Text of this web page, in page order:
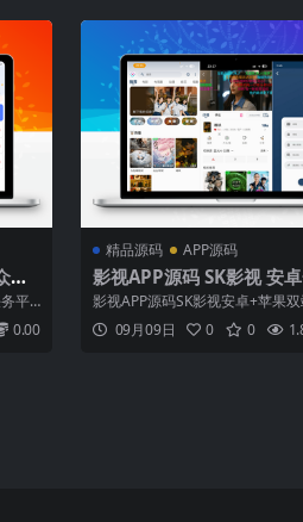
能。通过网络化综合智能控制和
人
平
一
的核
0.00
精品源码 APP源码
影视APP源码 SK影视 安
端APP 反编译详细视频教
影视APP源码SK影视安卓+苹果双
译详细视频教程+源码自带对接优
（已失效）。域名和IP都可以搭
09月09日 0 0